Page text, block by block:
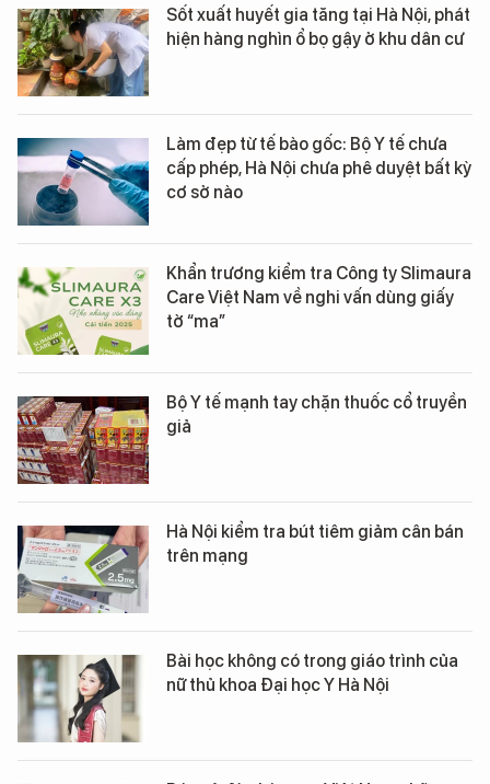
Sốt xuất huyết gia tăng tại Hà Nội, phát
hiện hàng nghìn ổ bọ gậy ở khu dân cư
Làm đẹp từ tế bào gốc: Bộ Y tế chưa
cấp phép, Hà Nội chưa phê duyệt bất kỳ
cơ sở nào
Khẩn trương kiểm tra Công ty Slimaura
Care Việt Nam về nghi vấn dùng giấy
tờ “ma”
Bộ Y tế mạnh tay chặn thuốc cổ truyền
giả
Hà Nội kiểm tra bút tiêm giảm cân bán
trên mạng
Bài học không có trong giáo trình của
nữ thủ khoa Đại học Y Hà Nội